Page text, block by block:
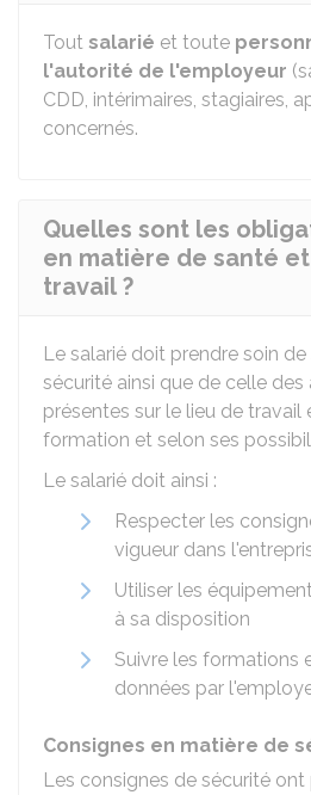
Tout salarié et toute
l'autorité de l'employeur
CDD, intérimaires, stagiaires,
concernés.
Quelles sont les
en matière de santé
travail ?
Le salarié doit prendre soin
sécurité ainsi que de celle des
présentes sur le lieu de
formation et selon ses
Le salarié doit ainsi :
Respecter les
vigueur dans
Utiliser les
à sa disposition
Suivre les formations
données par
Consignes en matière de
Les consignes de sécurité